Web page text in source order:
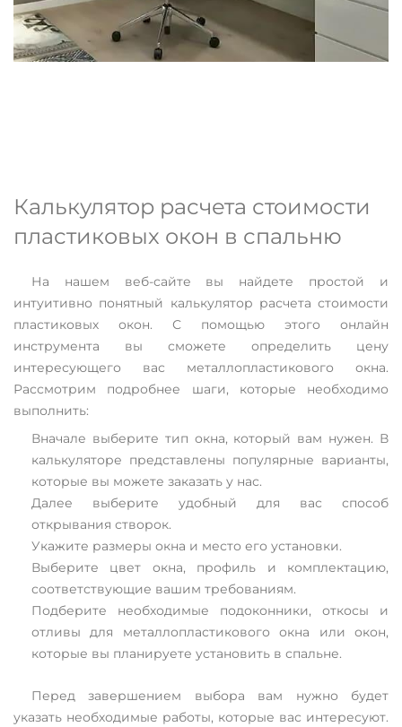
Калькулятор расчета стоимости
пластиковых окон в спальню
На нашем веб-сайте вы найдете простой и
интуитивно понятный калькулятор расчета стоимости
пластиковых окон. С помощью этого онлайн
инструмента вы сможете определить цену
интересующего вас металлопластикового окна.
Рассмотрим подробнее шаги, которые необходимо
выполнить:
Вначале выберите тип окна, который вам нужен. В
калькуляторе представлены популярные варианты,
которые вы можете заказать у нас.
Далее выберите удобный для вас способ
открывания створок.
Укажите размеры окна и место его установки.
Выберите цвет окна, профиль и комплектацию,
соответствующие вашим требованиям.
Подберите необходимые подоконники, откосы и
отливы для металлопластикового окна или окон,
которые вы планируете установить в спальне.
Перед завершением выбора вам нужно будет
указать необходимые работы, которые вас интересуют.